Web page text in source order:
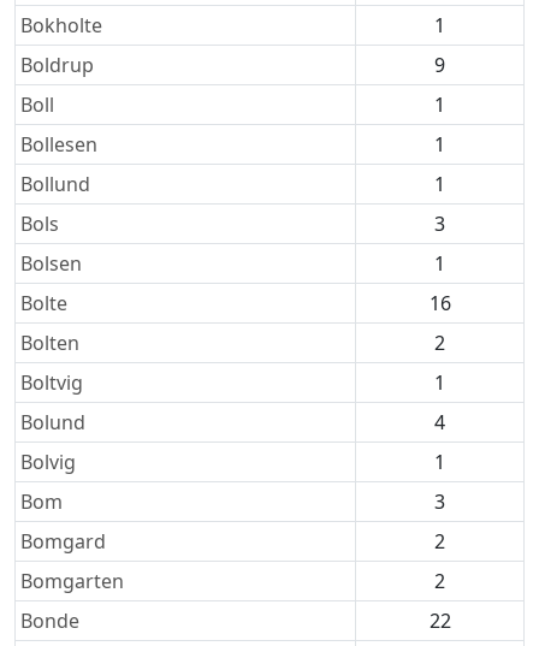
Bokholte
1
Boldrup
9
Boll
1
Bollesen
1
Bollund
1
Bols
3
Bolsen
1
Bolte
16
Bolten
2
Boltvig
1
Bolund
4
Bolvig
1
Bom
3
Bomgard
2
Bomgarten
2
Bonde
22